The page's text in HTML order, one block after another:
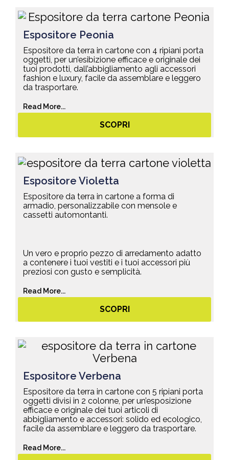
Espositore Peonia
Espositore da terra in cartone con 4 ripiani porta
oggetti, per un’esibizione efficace e originale dei
tuoi prodotti, dall’abbigliamento agli accessori
fashion e luxury, facile da assemblare e leggero
da trasportare.
Read More...
SCOPRI
Espositore Violetta
Espositore da terra in cartone a forma di
armadio, personalizzabile con mensole e
cassetti automontanti.
Un vero e proprio pezzo di arredamento adatto
a contenere i tuoi vestiti e i tuoi accessori più
preziosi con gusto e semplicità.
Read More...
SCOPRI
Espositore Verbena
Espositore da terra in cartone con 5 ripiani porta
oggetti divisi in 2 colonne, per un’esposizione
efficace e originale dei tuoi articoli di
abbigliamento e accessori: solido ed ecologico,
facile da assemblare e leggero da trasportare.
Read More...